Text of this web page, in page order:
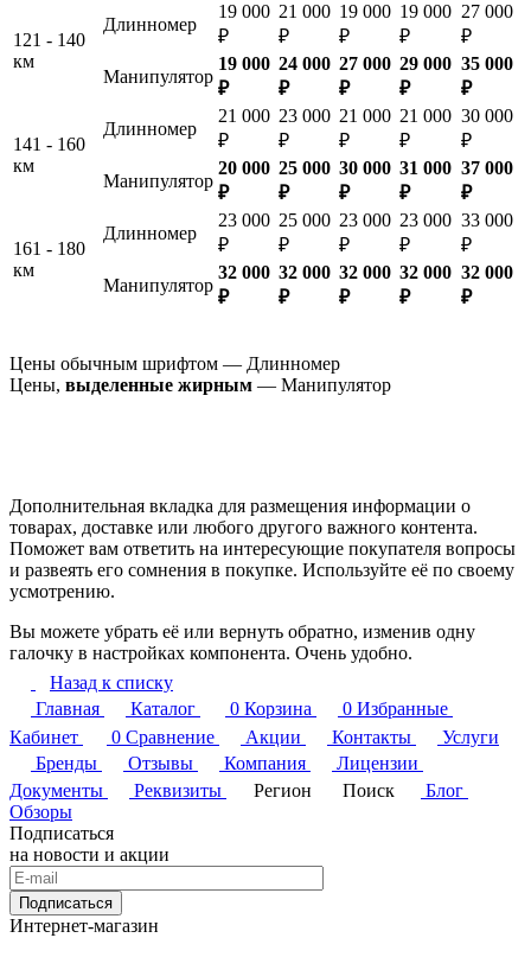
121 - 140
км
Длинномер
19 000
₽
21 000
₽
19 000
₽
19 000
₽
27 000
₽
Манипулятор
19 000
₽
24 000
₽
27 000
₽
29 000
₽
35 000
₽
141 - 160
км
Длинномер
21 000
₽
23 000
₽
21 000
₽
21 000
₽
30 000
₽
Манипулятор
20 000
₽
25 000
₽
30 000
₽
31 000
₽
37 000
₽
161 - 180
км
Длинномер
23 000
₽
25 000
₽
23 000
₽
23 000
₽
33 000
₽
Манипулятор
32 000
₽
32 000
₽
32 000
₽
32 000
₽
32 000
₽
Цены обычным шрифтом — Длинномер
Цены, выделенные жирным — Манипулятор
Дополнительная вкладка для размещения информации о
товарах, доставке или любого другого важного контента.
Поможет вам ответить на интересующие покупателя вопросы
и развеять его сомнения в покупке. Используйте её по своему
усмотрению.
Вы можете убрать её или вернуть обратно, изменив одну
галочку в настройках компонента. Очень удобно.
Назад к списку
Главная
Каталог 0 Корзина 0 Избранные
Кабинет
0 Сравнение Акции Контакты
Услуги
Бренды
Отзывы Компания
Лицензии
Документы
Реквизиты Регион Поиск
Блог
Обзоры
Подписаться
на новости и акции
Подписаться
Интернет-магазин